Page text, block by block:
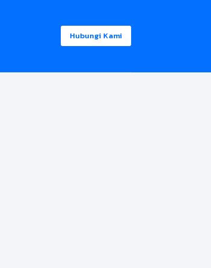
Hubungi Kami